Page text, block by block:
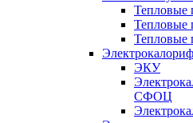
Тепловые
Тепловые
Тепловые
ЭКУ
СФОЦ